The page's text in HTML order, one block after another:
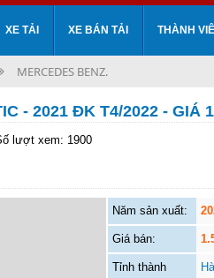
XE TẢI XE BÁN TẢI THÀNH
MERCEDES BENZ.
- 2021 ĐK T4/2022 - GIÁ
lượt xem: 1900
Năm sản xuất:
Giá bán:
Tỉnh thành